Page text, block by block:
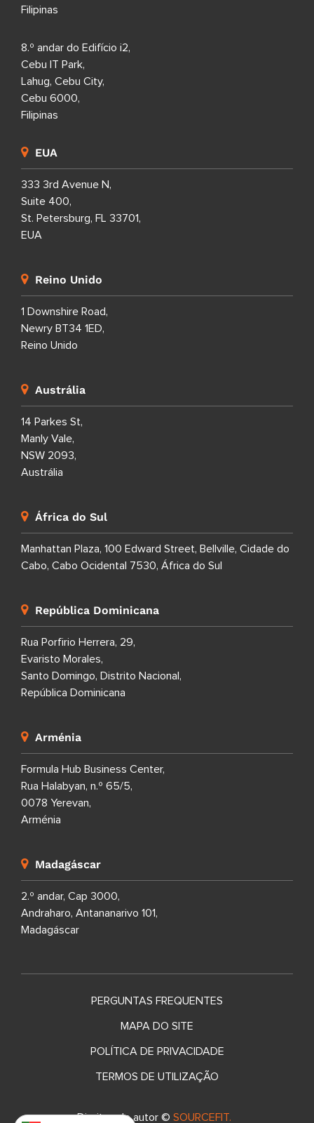
Filipinas
8.º andar do Edifício i2,
Cebu IT Park,
Lahug, Cebu City,
Cebu 6000,
Filipinas
EUA
333 3rd Avenue N,
Suite 400,
St. Petersburg, FL 33701,
EUA
Reino Unido
1 Downshire Road,
Newry BT34 1ED,
Reino Unido
Austrália
14 Parkes St,
Manly Vale,
NSW 2093,
Austrália
África do Sul
Manhattan Plaza, 100 Edward Street, Bellville, Cidade do
Cabo, Cabo Ocidental 7530, África do Sul
República Dominicana
Rua Porfirio Herrera, 29,
Evaristo Morales,
Santo Domingo, Distrito Nacional,
República Dominicana
Arménia
Formula Hub Business Center,
Rua Halabyan, n.º 65/5,
0078 Yerevan,
Arménia
Madagáscar
2.º andar, Cap 3000,
Andraharo, Antananarivo 101,
Madagáscar
PERGUNTAS FREQUENTES
MAPA DO SITE
POLÍTICA DE PRIVACIDADE
TERMOS DE UTILIZAÇÃO
Direitos de autor © SOURCEFIT.